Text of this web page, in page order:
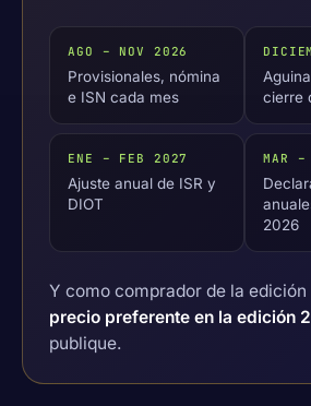
AGO – NOV 2026
Provisionales, nómina
e ISN cada mes
cierre
ENE – FEB 2027
Ajuste anual de ISR y
DIOT
MAR
2026
Y como comprador de la edición
precio preferente en la edición
publique.